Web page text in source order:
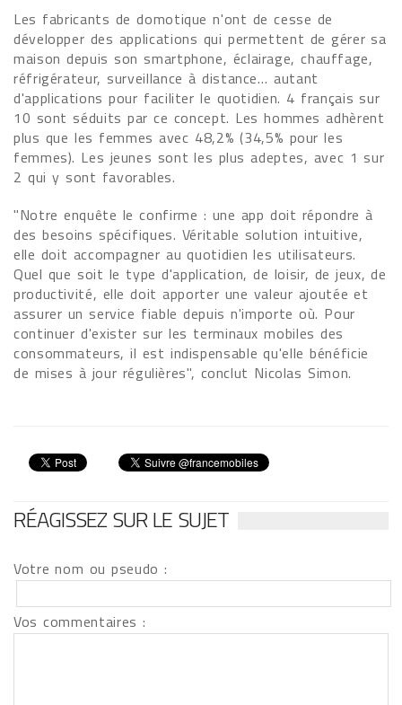
Les fabricants de domotique n'ont de cesse de
développer des applications qui permettent de gérer sa
maison depuis son smartphone, éclairage, chauffage,
réfrigérateur, surveillance à distance… autant
d'applications pour faciliter le quotidien. 4 français sur
10 sont séduits par ce concept. Les hommes adhèrent
plus que les femmes avec 48,2% (34,5% pour les
femmes). Les jeunes sont les plus adeptes, avec 1 sur
2 qui y sont favorables.
"Notre enquête le confirme : une app doit répondre à
des besoins spécifiques. Véritable solution intuitive,
elle doit accompagner au quotidien les utilisateurs.
Quel que soit le type d'application, de loisir, de jeux, de
productivité, elle doit apporter une valeur ajoutée et
assurer un service fiable depuis n'importe où. Pour
continuer d'exister sur les terminaux mobiles des
consommateurs, il est indispensable qu'elle bénéficie
de mises à jour régulières", conclut Nicolas Simon.
RÉAGISSEZ SUR LE SUJET
Votre nom ou pseudo :
Vos commentaires :